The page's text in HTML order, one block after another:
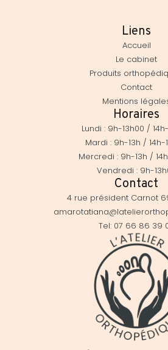
Liens
Accueil
Le cabinet
Produits
Contact
Mentions
Horaires
Lundi : 9h-13h00 /
Mardi : 9h-13h / 14h-
Mercredi : 9h-13h /
Vendredi : 9h-
Contact
4 rue président Carnot
Tel: 07 66 86 39